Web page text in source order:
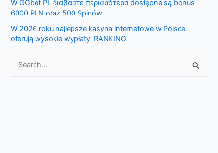
r
W GGbet PL διαβάστε περισσότερα dostępne są bonus
6000 PLN oraz 500 Spinów.
W 2026 roku najlepsze kasyna internetowe w Polsce
oferują wysokie wypłaty! RANKING